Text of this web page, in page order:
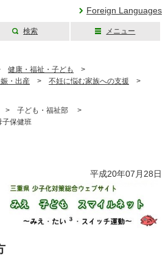
Foreign Languages
検索 メニュー
健康・福祉・子ども
>
・出産 > 不妊に悩む家族への支援 >
> 子ども・福祉部 >
保健班
平成20年07月28日